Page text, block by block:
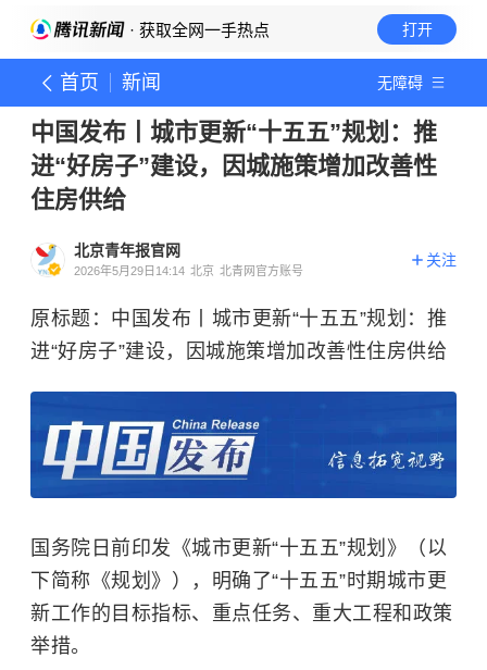
· 获取全网一手热点 打开
首页 新闻 无障碍
中国发布丨城市更新“十五五”规划：推
进“好房子”建设，因城施策增加改善性
住房供给
北京青年报官网
2026年5月29日14:14 北京 北青网官方账号
关注
原标题：中国发布丨城市更新“十五五”规划：推
进“好房子”建设，因城施策增加改善性住房供给
国务院日前印发《城市更新“十五五”规划》（以
下简称《规划》），明确了“十五五”时期城市更
新工作的目标指标、重点任务、重大工程和政策
举措。